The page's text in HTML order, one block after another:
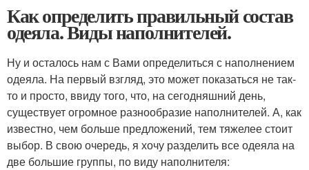
Как определить правильный состав
одеяла. Виды наполнителей.
Ну и осталось нам с Вами определиться с наполнением
одеяла. На первый взгляд, это может показаться не так-
то и просто, ввиду того, что, на сегодняшний день,
существует огромное разнообразие наполнителей. А, как
известно, чем больше предложений, тем тяжелее стоит
выбор. В свою очередь, я хочу разделить все одеяла на
две большие группы, по виду наполнителя: